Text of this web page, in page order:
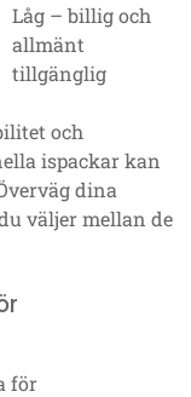
Låg – billig och
allmänt
tillgänglig
och
ispackar kan
dina
väljer mellan de
för